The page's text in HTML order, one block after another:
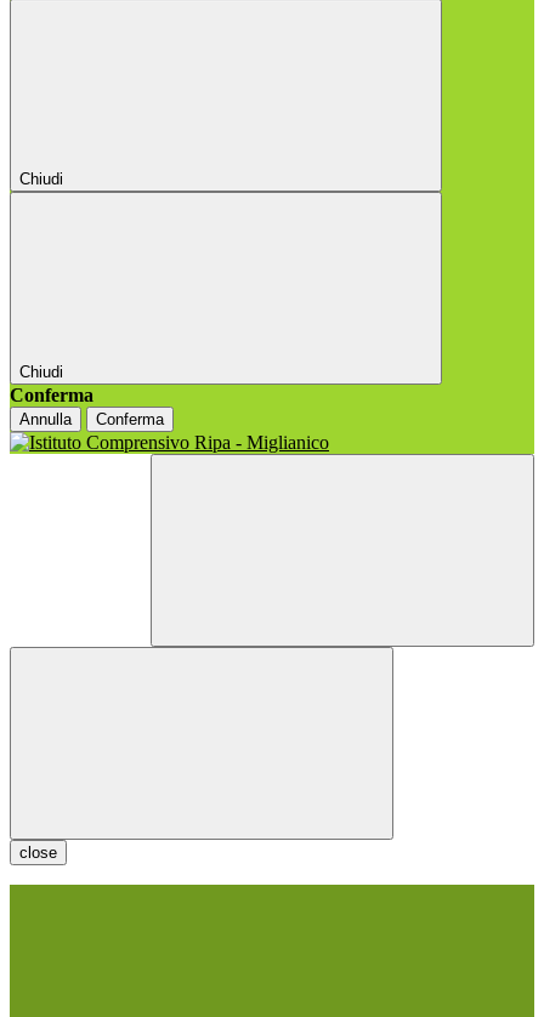
Chiudi
Chiudi
Conferma
Annulla Conferma
close